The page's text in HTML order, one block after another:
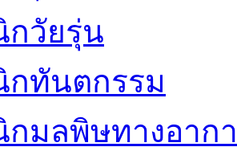
กวัยรุ่น
กทันตกรรม
กมลพิษทางอาก